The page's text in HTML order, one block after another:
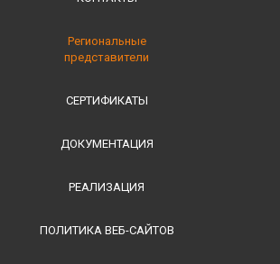
Региональные
представители
СЕРТИФИКАТЫ
ДОКУМЕНТАЦИЯ
РЕАЛИЗАЦИЯ
ПОЛИТИКА ВЕБ-САЙТОВ